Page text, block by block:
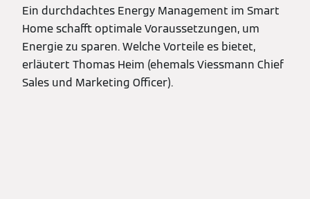
Ein durchdachtes Energy Management im Smart
Home schafft optimale Voraussetzungen, um
Energie zu sparen. Welche Vorteile es bietet,
erläutert Thomas Heim (ehemals Viessmann Chief
Sales und Marketing Officer).